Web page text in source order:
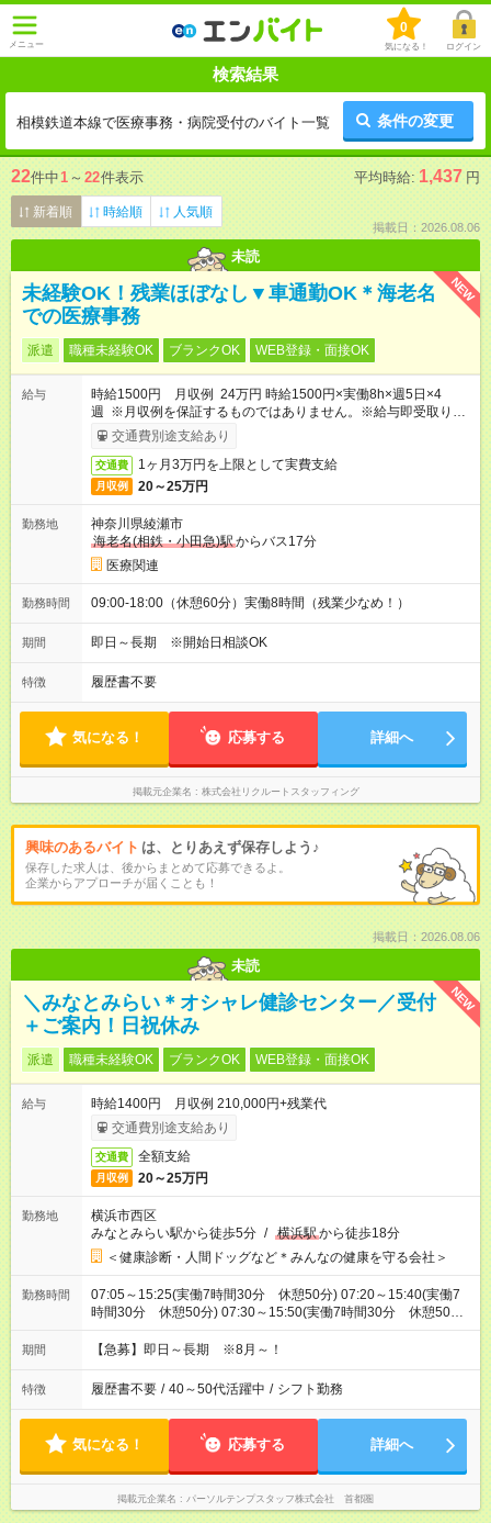
メニュー
0
気になる！ ログイン
検索結果
相模鉄道本線で医療事務・病院受付のバイト一覧 条件の変更
22件中1 ～ 22件表示 平均時給: 1,437 円
新着順 時給順 人気順
掲載日：2026.08.06
未読
NEW
未経験OK！残業ほぼなし▼車通勤OK＊海老名
での医療事務
派遣 職種未経験OK ブランクOK WEB登録・面接OK
給与
時給1500円 月収例 24万円 時給1500円×実働8h×週5日×4
週 ※月収例を保証するものではありません。※給与即受取りサ
ービス利用可（利用条件有）
交通費別途支給あり
交通費 1ヶ月3万円を上限として実費支給
月収例 20～25万円
勤務地
神奈川県綾瀬市
海老名(相鉄・小田急)駅からバス17分
医療関連
勤務時間 09:00-18:00（休憩60分）実働8時間（残業少なめ！）
期間 即日～長期 ※開始日相談OK
特徴 履歴書不要
気になる！ 応募する 詳細へ
掲載元企業名 株式会社リクルートスタッフィング
興味のあるバイト は、とりあえず保存しよう♪
保存した求人は、後からまとめて応募できるよ。
企業からアプローチが届くことも！
掲載日：2026.08.06
未読
NEW
＼みなとみらい＊オシャレ健診センター／受付
＋ご案内！日祝休み
派遣 職種未経験OK ブランクOK WEB登録・面接OK
給与
時給1400円 月収例 210,000円+残業代
交通費別途支給あり
交通費 全額支給
月収例 20～25万円
勤務地
横浜市西区
みなとみらい駅から徒歩5分 / 横浜駅から徒歩18分
＜健康診断・人間ドッグなど＊みんなの健康を守る会社＞
勤務時間
07:05～15:25(実働7時間30分 休憩50分) 07:20～15:40(実働7
時間30分 休憩50分) 07:30～15:50(実働7時間30分 休憩50分)
※休憩時間→月～木：50分間、金：60分間。
期間 【急募】即日～長期 ※8月～！
特徴 履歴書不要 / 40～50代活躍中 / シフト勤務
気になる！ 応募する 詳細へ
掲載元企業名 パーソルテンプスタッフ株式会社 首都圏